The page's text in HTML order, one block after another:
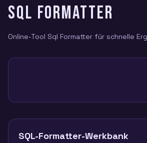
SQL FORMATTER
Online-Tool Sql Formatter für schnelle
SQL-Formatter-Werkbank